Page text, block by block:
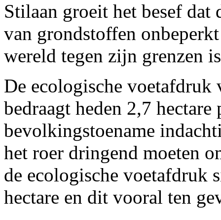
Stilaan groeit het besef dat
van grondstoffen
wereld tegen zijn grenzen
De ecologische voetafdruk
bedraagt heden 2,7
bevolkingstoename
het roer dringend moeten
de ecologische voetafdruk
hectare en dit vooral ten